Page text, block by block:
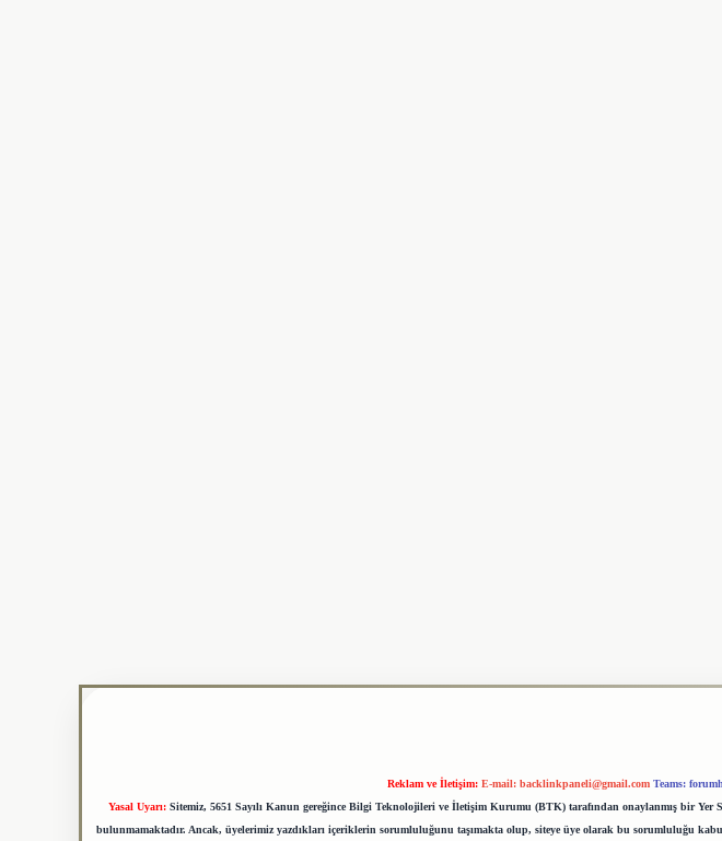
Reklam ve İletişim: E-mail: backlinkpaneli@gmail.com Teams:
Yasal Uyarı: Sitemiz, 5651 Sayılı Kanun gereğince Bilgi Teknolojileri ve İletişim Kurumu (BTK) tarafından onaylanmış bir
bulunmamaktadır. Ancak, üyelerimiz yazdıkları içeriklerin sorumluluğunu taşımakta olup, siteye üye olarak bu sorumluluğu